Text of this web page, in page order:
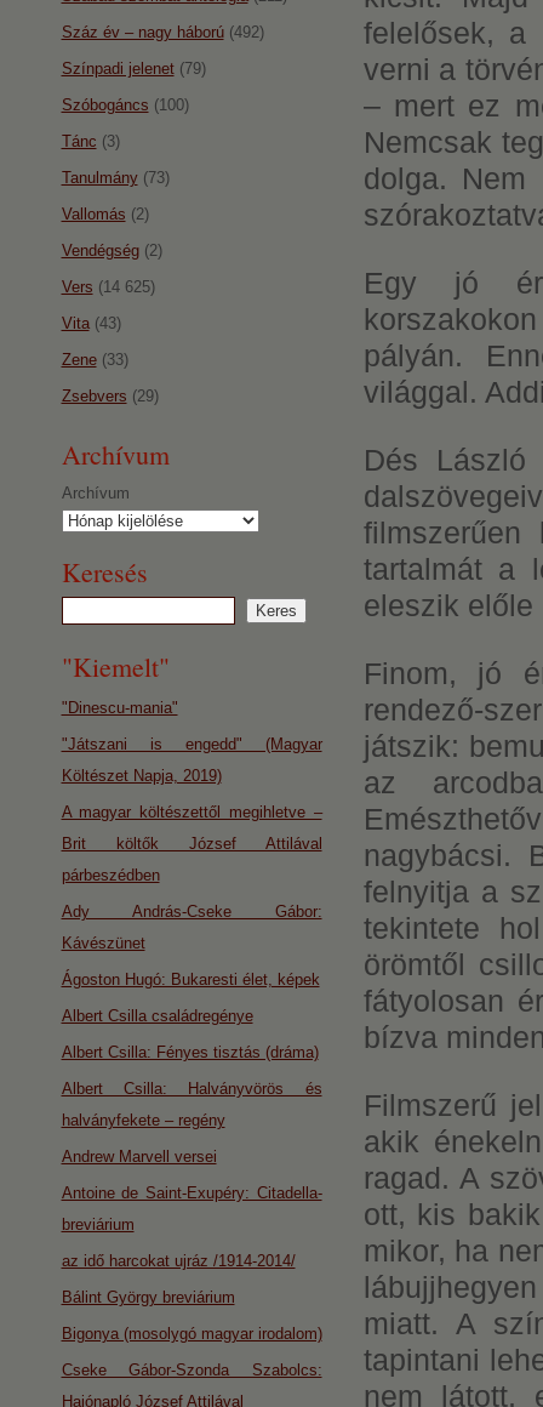
felelősek, a
verni a
– mert ez
Nemcsak
dolga. Nem
Egy jó
pályán.
világgal.
Dés László
filmszerűen
tartalmát a
eleszik előle
Finom, jó
rendező-
játszik:
az
nagybácsi.
felnyitja a
tekintete
örömtől
fátyolosan
bízva
Filmszerű
akik
ragad. A
ott, kis
mikor, ha
miatt. A
tapintani
nem látott,
Száz év – nagy háború(492)
Színpadi jelenet(79)
Szóbogáncs (100)
Tánc (3)
Tanulmány(73)
Vallomás (2)
Vendégség(2)
Vers (14 625)
Vita(43)
Zene(33)
Zsebvers (29)
Archívum
Archívum
Keresés
"Kiemelt"
"Dinescu-mania"
"Játszani is engedd" (Magyar
Költészet Napja, 2019)
A magyar költészettől megihletve –
Brit költők József Attilával
párbeszédben
Ady András-Cseke Gábor:
Kávészünet
Ágoston Hugó: Bukaresti élet, képek
Albert Csilla családregénye
Albert Csilla: Fényes tisztás (dráma)
Albert Csilla: Halványvörös és
halványfekete – regény
Andrew Marvell versei
Antoine de Saint-Exupéry: Citadella-
breviárium
az idő harcokat ujráz /1914-2014/
Bálint György breviárium
Bigonya (mosolygó magyar irodalom)
Cseke Gábor-Szonda Szabolcs:
Hajónapló József Attilával